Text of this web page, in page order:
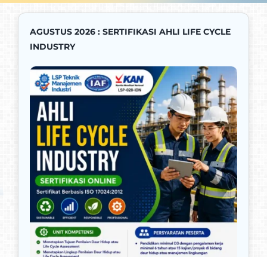
Promo
Kontak
AGUSTUS 2026 : SERTIFIKASI AHLI LIFE CYCLE
INDUSTRY